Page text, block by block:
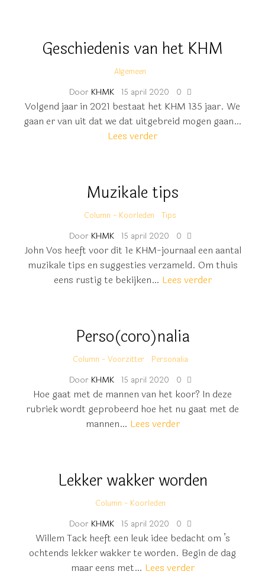
Geschiedenis van het KHM
Algemeen
Door KHMK 15 april 2020 0
Volgend jaar in 2021 bestaat het KHM 135 jaar. We
gaan er van uit dat we dat uitgebreid mogen gaan…
Lees verder
Muzikale tips
Column - Koorleden Tips
Door KHMK 15 april 2020 0
John Vos heeft voor dit 1e KHM-journaal een aantal
muzikale tips en suggesties verzameld. Om thuis
eens rustig te bekijken… Lees verder
Perso(coro)nalia
Column - Voorzitter Personalia
Door KHMK 15 april 2020 0
Hoe gaat met de mannen van het koor? In deze
rubriek wordt geprobeerd hoe het nu gaat met de
mannen… Lees verder
Lekker wakker worden
Column - Koorleden
Door KHMK 15 april 2020 0
Willem Tack heeft een leuk idee bedacht om ’s
ochtends lekker wakker te worden. Begin de dag
maar eens met… Lees verder